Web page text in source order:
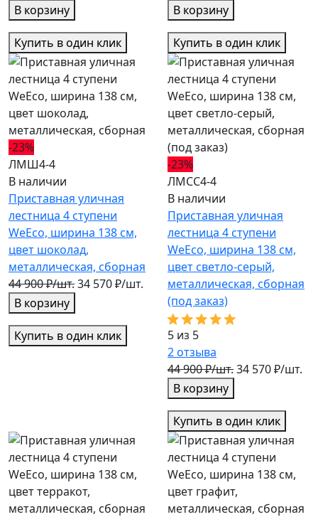
В корзину
Купить в один клик
В корзину
Купить в один клик
-23%
ЛМШ4-4
В наличии
Приставная уличная
лестница 4 ступени
WeEco, ширина 138 см,
цвет шоколад,
металлическая, cборная
44 900 ₽/шт.34 570 ₽/шт.
В корзину
Купить в один клик
-23%
ЛМСС4-4
В наличии
Приставная уличная
лестница 4 ступени
WeEco, ширина 138 см,
цвет светло-серый,
металлическая, cборная
(под заказ)
5 из 5
2отзыва
44 900 ₽/шт.34 570 ₽/шт.
В корзину
Купить в один клик